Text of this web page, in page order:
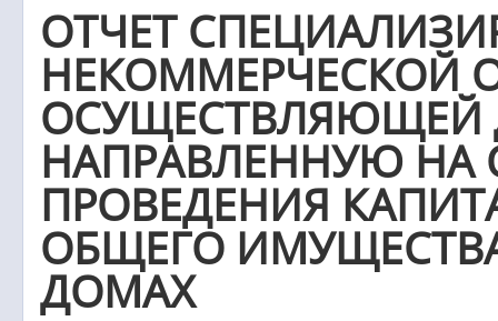
ОТЧЕТ
НЕКОММЕРЧЕСКОЙ
ОСУЩЕСТВЛЯЮЩЕЙ
НАПРАВЛЕННУЮ НА
ПРОВЕДЕНИЯ
ОБЩЕГО
ДОМАХ